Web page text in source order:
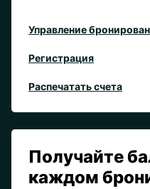
Управление
Регистрация
Распечатать счета
Получайте
каждом